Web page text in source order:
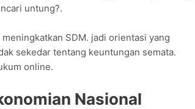
untung?.
SDM. jadi orientasi yang
sekedar tentang keuntungan semata.
online.
Nasional